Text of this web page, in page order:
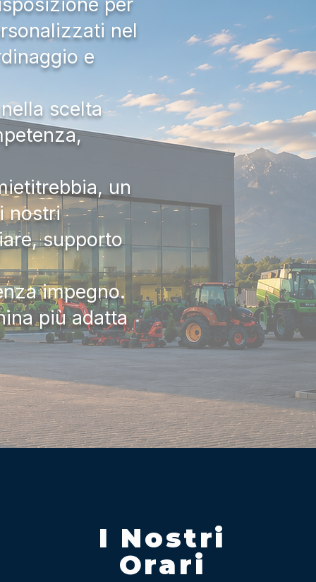
nel
e
scelta
un
nostri
supporto
impegno.
più adatta
I Nostri
Orari